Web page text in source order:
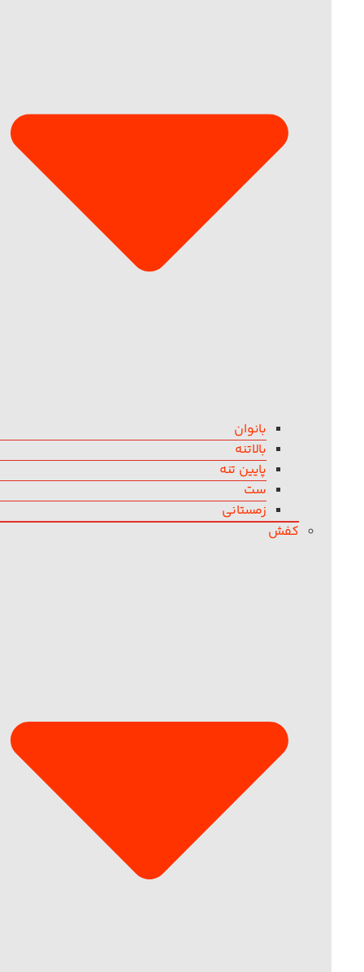
بانوان
بالاتنه
پایین تنه
ست
زمستانی
کفش